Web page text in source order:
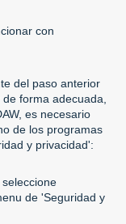
con
del paso anterior
forma adecuada,
es necesario
de los programas
y privacidad':
de 'Seguridad y